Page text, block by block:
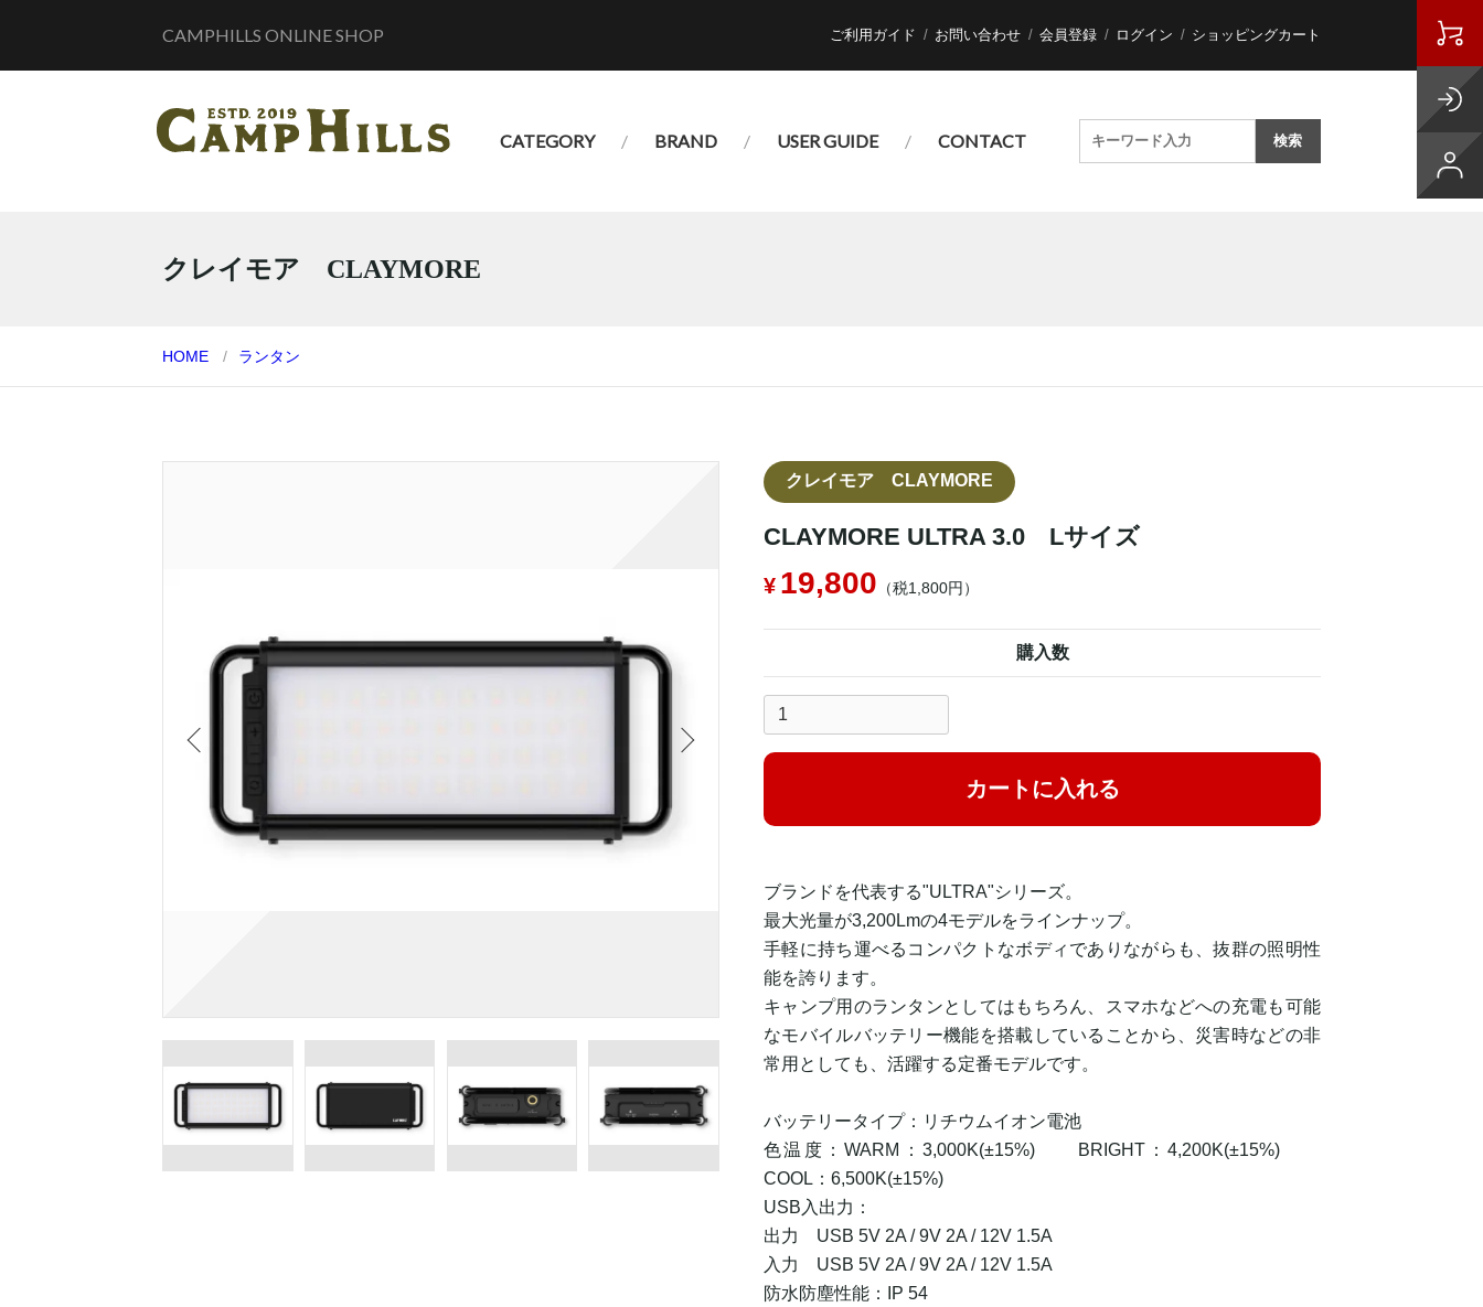
CAMPHILLS ONLINE SHOP ご利用ガイド お問い合わせ 会員登録 ログイン ショッピングカート
CATEGORY BRAND USER GUIDE CONTACT
クレイモア CLAYMORE
HOME ランタン
クレイモア CLAYMORE
CLAYMORE ULTRA 3.0 Lサイズ
19,800 （税1,800円）
購入数
カートに入れる
ブランドを代表する"ULTRA"シリーズ。
最大光量が3,200Lmの4モデルをラインナップ。
手軽に持ち運べるコンパクトなボディでありながらも、抜群の照明性
能を誇ります。
キャンプ用のランタンとしてはもちろん、スマホなどへの充電も可能
なモバイルバッテリー機能を搭載していることから、災害時などの非
常用としても、活躍する定番モデルです。
バッテリータイプ：リチウムイオン電池
色温度：WARM：3,000K(±15%) BRIGHT：4,200K(±15%)
COOL：6,500K(±15%)
USB入出力：
出力 USB 5V 2A / 9V 2A / 12V 1.5A
入力 USB 5V 2A / 9V 2A / 12V 1.5A
防水防塵性能：IP 54